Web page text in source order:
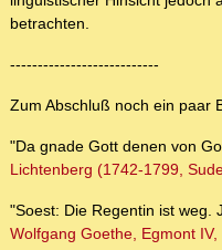
betrachten.
---------------------------
Zum Abschluß noch ein paar
"Da gnade Gott denen von
Lichtenberg (1742-1799,
"Soest: Die Regentin ist weg.
Wolfgang Goethe, Egmont IV,